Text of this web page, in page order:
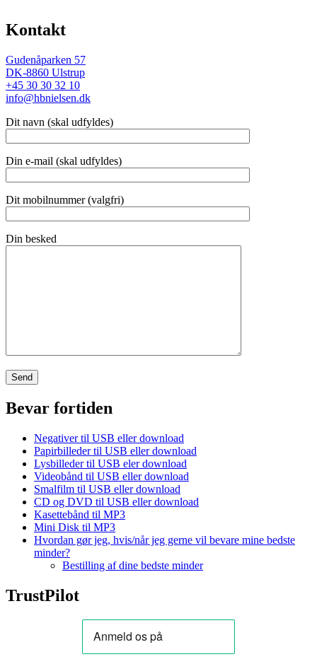
Kontakt
Gudenåparken 57
DK-8860 Ulstrup
+45 30 30 32 10
info@hbnielsen.dk
Dit navn (skal udfyldes)
Din e-mail (skal udfyldes)
Dit mobilnummer (valgfri)
Din besked
Bevar fortiden
Negativer til USB eller download
Papirbilleder til USB eller download
Lysbilleder til USB eler download
Videobånd til USB eller download
Smalfilm til USB eller download
CD og DVD til USB eller download
Kasettebånd til MP3
Mini Disk til MP3
Hvordan gør jeg, hvis/når jeg gerne vil bevare mine bedste
minder?
Bestilling af dine bedste minder
TrustPilot